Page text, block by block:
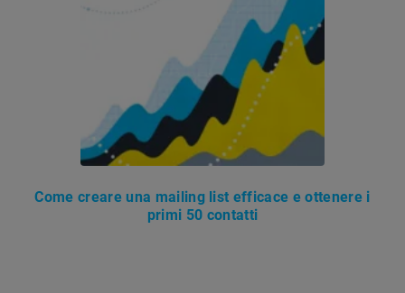
Come creare una mailing list efficace e ottenere i
primi 50 contatti